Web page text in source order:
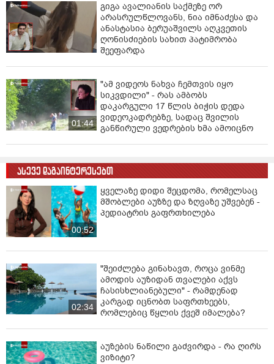
გიგა ავალიანის საქმეზე ორ
არასრულწლოვანს, ნია იმნაძესა და
ანასტასია ბერუაშვილს აღკვეთის
ღონისძიების სახით პატიმრობა
შეეფარდა
01:44
"ამ ვიდეოს ნახვა ჩემთვის იყო
სიკვდილი" - რას ამბობს
დაკარგული 17 წლის ბიჭის დედა
ვიდეოკადრებზე, სადაც შვილის
განწირული ვედრების ხმა ამოიცნო
ასევე დაგაინტერესებთ
00:52
ყველაზე დიდი შეცდომა, რომელსაც
მშობლები აუზზე და ზღვაზე უშვებენ -
პედიატრის გაფრთხილება
02:34
"შეიძლება გინახავთ, როცა ვინმე
ამოდის აუზიდან თვალები აქვს
ჩასისხლიანებული" - რამდენად
კარგად იცნობთ საფრთხეებს,
რომლებიც წყლის ქვეშ იმალება?
აუზების ნაწილი გაძვირდა - რა ღირს
ვიზიტი?